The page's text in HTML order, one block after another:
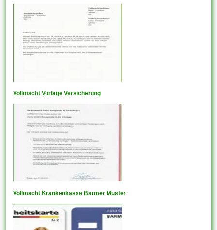
Vollmacht Vorlage Versicherung
Vollmacht Krankenkasse Barmer Muster